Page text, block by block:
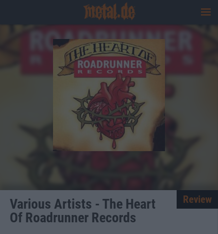
Various Artists - The Heart
Of Roadrunner Records
Review